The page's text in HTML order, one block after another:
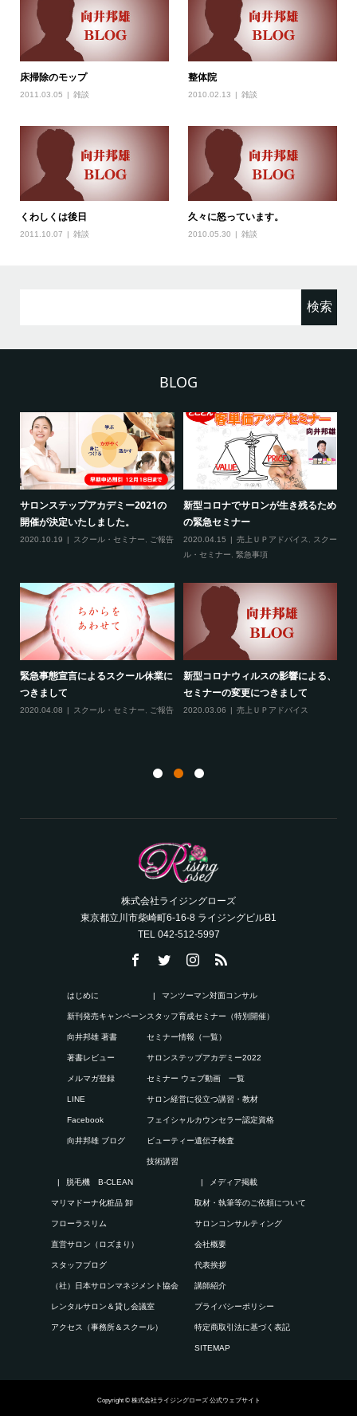
床掃除のモップ
2011.03.05 雑談
整体院
2010.02.13 雑談
くわしくは後日
2011.10.07 雑談
久々に怒っています。
2010.05.30 雑談
BLOG
サロンステップアカデミー2021の
開催が決定いたしました。
2020.10.19 スクール・セミナー, ご報告
新型コロナでサロンが生き残るため
の緊急セミナー
2020.04.15 売上ＵＰアドバイス, スクー
ル・セミナー, 緊急事項
緊急事態宣言によるスクール休業に
つきまして
2020.04.08 スクール・セミナー ご報告
新型コロナウィルスの影響による、
セミナーの変更につきまして
2020.03.06 売上ＵＰアドバイス
株式会社ライジングローズ
東京都立川市柴崎町6-16-8 ライジングビルB1
TEL 042-512-5997
はじめに
新刊発売キャンペーン
向井邦雄 著書
著書レビュー
メルマガ登録
LINE
Facebook
向井邦雄 ブログ
マンツーマン対面コンサル
スタッフ育成セミナー（特別開催）
セミナー情報（一覧）
サロンステップアカデミー2022
セミナー ウェブ動画 一覧
サロン経営に役立つ講習・教材
フェイシャルカウンセラー認定資格
ビューティー遺伝子検査
技術講習
脱毛機 B-CLEAN
マリマドーナ化粧品 卸
フローラスリム
直営サロン（ロズまり）
スタッフブログ
（社）日本サロンマネジメント協会
レンタルサロン＆貸し会議室
アクセス（事務所＆スクール）
メディア掲載
取材・執筆等のご依頼について
サロンコンサルティング
会社概要
代表挨拶
講師紹介
プライバシーポリシー
特定商取引法に基づく表記
SITEMAP
Copyright © 株式会社ライジングローズ 公式ウェブサイト